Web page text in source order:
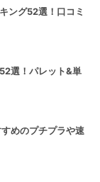
ング52選！口コミ
選！パレット&単
めのプチプラや速